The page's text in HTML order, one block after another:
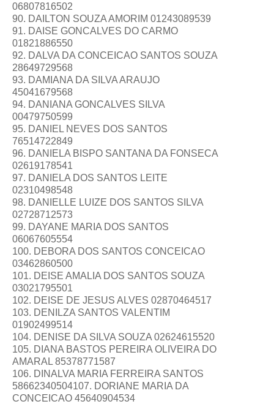
06807816502
90. DAILTON SOUZA AMORIM 01243089539
91. DAISE GONCALVES DO CARMO
01821886550
92. DALVA DA CONCEICAO SANTOS SOUZA
28649729568
93. DAMIANA DA SILVA ARAUJO
45041679568
94. DANIANA GONCALVES SILVA
00479750599
95. DANIEL NEVES DOS SANTOS
76514722849
96. DANIELA BISPO SANTANA DA FONSECA
02619178541
97. DANIELA DOS SANTOS LEITE
02310498548
98. DANIELLE LUIZE DOS SANTOS SILVA
02728712573
99. DAYANE MARIA DOS SANTOS
06067605554
100. DEBORA DOS SANTOS CONCEICAO
03462860500
101. DEISE AMALIA DOS SANTOS SOUZA
03021795501
102. DEISE DE JESUS ALVES 02870464517
103. DENILZA SANTOS VALENTIM
01902499514
104. DENISE DA SILVA SOUZA 02624615520
105. DIANA BASTOS PEREIRA OLIVEIRA DO
AMARAL 85378771587
106. DINALVA MARIA FERREIRA SANTOS
58662340504107. DORIANE MARIA DA
CONCEICAO 45640904534